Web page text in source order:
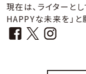
現在は、ライターと
HAPPYな未来を」と